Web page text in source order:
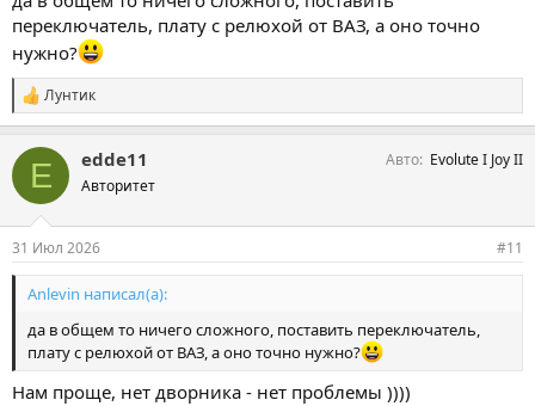
переключатель, плату с релюхой от ВАЗ, а оно точно
нужно?
С
и
п
т
Лунтик
E edde11
Авторитет
Авто Evolute I Joy II
31 Июл 2026 #11
Anlevin написал(а):
да в общем то ничего сложного, поставить переключатель,
плату с релюхой от ВАЗ, а оно точно нужно?
Нам проще, нет дворника - нет проблемы ))))